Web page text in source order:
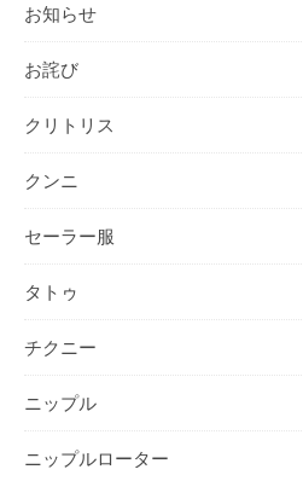
お知らせ
お詫び
クリトリス
クンニ
セーラー服
タトゥ
チクニー
ニップル
ニップルローター